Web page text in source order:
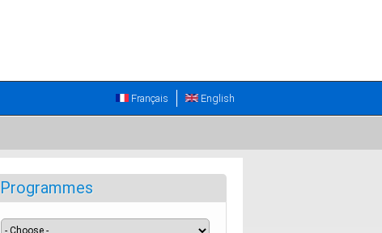
English
Français
Programmes